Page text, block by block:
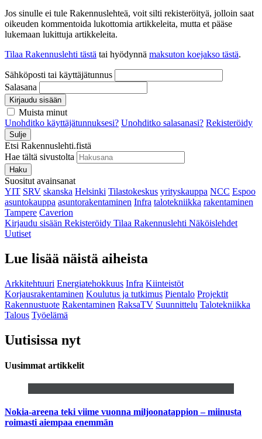
Jos sinulle ei tule Rakennuslehteä, voit silti rekisteröityä, jolloin saat
oikeuden kommentoida lukottomia artikkeleita, mutta et pääse
lukemaan lukittuja artikkeleita.
Tilaa Rakennuslehti tästä tai hyödynnä maksuton koejakso tästä.
Sähköposti tai käyttäjätunnus
Salasana
Kirjaudu sisään
Muista minut
Unohditko käyttäjätunnuksesi? Unohditko salasanasi? Rekisteröidy
Sulje
Etsi Rakennuslehti.fistä
Hae tältä sivustolta
Haku
Suositut avainsanat
YIT SRV skanska Helsinki Tilastokeskus yrityskauppa NCC Espoo
asuntokauppa asuntorakentaminen Infra talotekniikka rakentaminen
Tampere Caverion
Kirjaudu sisään Rekisteröidy Tilaa Rakennuslehti Näköislehdet
Uutiset
Lue lisää näistä aiheista
Arkkitehtuuri Energiatehokkuus Infra Kiinteistöt
Korjausrakentaminen Koulutus ja tutkimus Pientalo Projektit
Rakennustuote Rakentaminen RaksaTV Suunnittelu Talotekniikka
Talous Työelämä
Uutisissa nyt
Uusimmat artikkelit
Nokia-areena teki viime vuonna miljoonatappion – miinusta
roimasti aiempaa enemmän